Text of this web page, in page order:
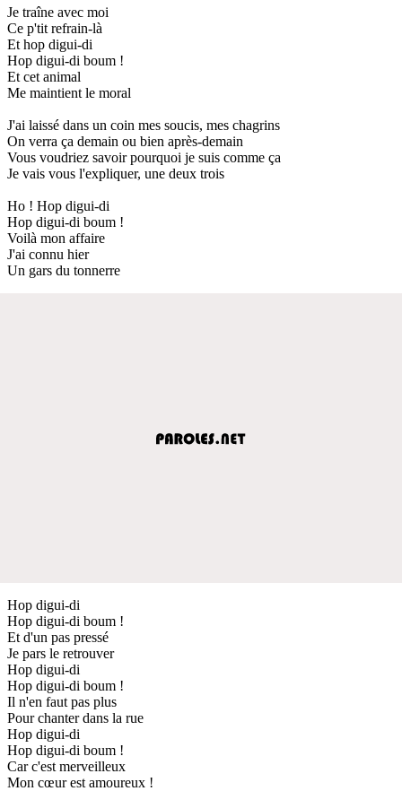
Je traîne avec moi
Ce p'tit refrain-là
Et hop digui-di
Hop digui-di boum !
Et cet animal
Me maintient le moral
J'ai laissé dans un coin mes soucis, mes chagrins
On verra ça demain ou bien après-demain
Vous voudriez savoir pourquoi je suis comme ça
Je vais vous l'expliquer, une deux trois
Ho ! Hop digui-di
Hop digui-di boum !
Voilà mon affaire
J'ai connu hier
Un gars du tonnerre
Hop digui-di
Hop digui-di boum !
Et d'un pas pressé
Je pars le retrouver
Hop digui-di
Hop digui-di boum !
Il n'en faut pas plus
Pour chanter dans la rue
Hop digui-di
Hop digui-di boum !
Car c'est merveilleux
Mon cœur est amoureux !